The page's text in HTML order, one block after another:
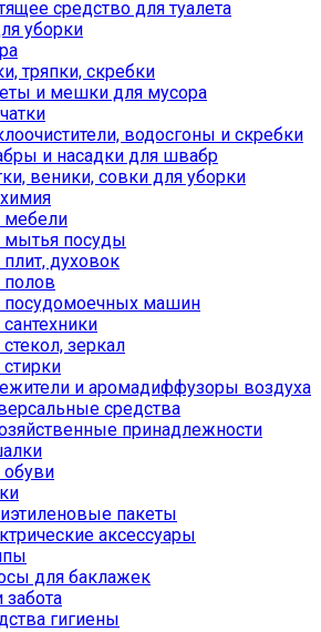
средство для туалета
уборки
тряпки, скребки
и мешки для мусора
водосгоны и скребки
и насадки для швабр
веники, совки для уборки
посуды
духовок
машин
зеркал
и аромадиффузоры воздуха
средства
принадлежности
пакеты
аксессуары
для баклажек
забота
гигиены